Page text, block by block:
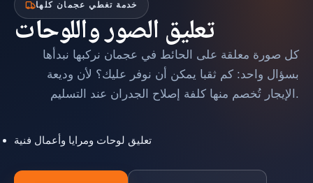
خدمة تغطي عجمان كلها
تعليق الصور واللوحات
كل صورة معلقة على الحائط في عجمان نركبها نبدأها
بسؤال واحد: كم ثقبا يمكن أن نوفر عليك؟ لأن وديعة
الإيجار تُخصم منها كلفة إصلاح الجدران عند التسليم.
تعليق لوحات ومرايا وأعمال فنية